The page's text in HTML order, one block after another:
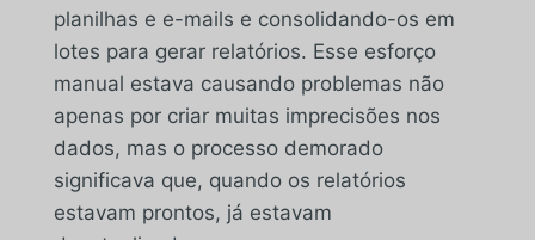
planilhas e e-mails e consolidando-os em
lotes para gerar relatórios. Esse esforço
manual estava causando problemas não
apenas por criar muitas imprecisões nos
dados, mas o processo demorado
significava que, quando os relatórios
estavam prontos, já estavam